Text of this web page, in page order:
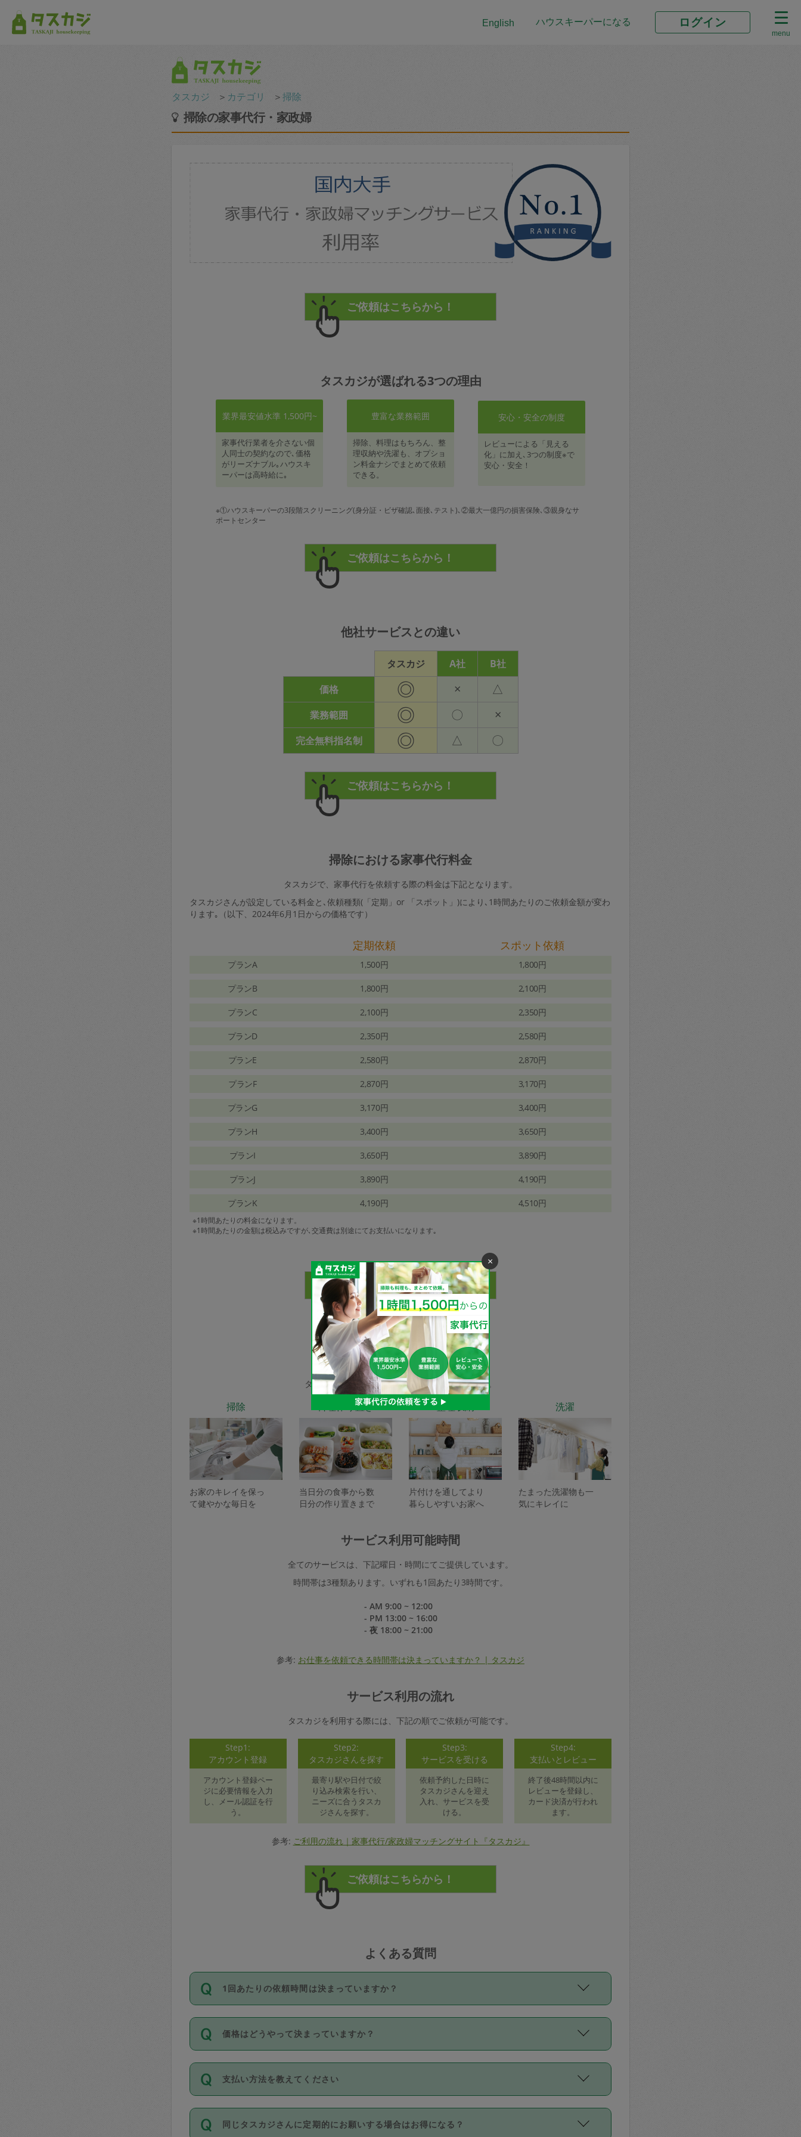
English ハウスキーパーになる ログイン
menu
タスカジ ＞ カテゴリ ＞掃除
掃除の家事代行・家政婦
タスカジが選ばれる3つの理由
業界最安値水準 1,500円~
家事代行業者を介さない個
人同士の契約なので､価格
がリーズナブル｡ハウスキ
ーパーは高時給に｡
豊富な業務範囲
掃除、料理はもちろん、整
理収納や洗濯も、オプショ
ン料金ナシでまとめて依頼
できる。
安心・安全の制度
レビューによる「見える
化」に加え､3つの制度※で
安心・安全！
※①ハウスキーパーの3段階スクリーニング(身分証・ビザ確認､面接､テスト)､②最大一億円の損害保険､③親身なサ
ポートセンター
他社サービスとの違い
タスカジ A社
B社
価格
◎ × △
業務範囲 ◎ 〇 ×
完全無料指名制 ◎ △ 〇
掃除における家事代行料金
タスカジで、家事代行を依頼する際の料金は下記となります。
タスカジさんが設定している料金と､依頼種類(「定期」or 「スポット」)により､1時間あたりのご依頼金額が変わ
ります｡（以下、2024年6月1日からの価格です）
定期依頼 スポット依頼
プランA 1,500円 1,800円
プランB 1,800円 2,100円
プランC 2,100円 2,350円
プランD 2,350円 2,580円
プランE 2,580円 2,870円
プランF 2,870円 3,170円
プランG 3,170円 3,400円
プランH 3,400円 3,650円
プランI 3,650円 3,890円
プランJ 3,890円 4,190円
プランK 4,190円 4,510円
※1時間あたりの料金になります。
※1時間あたりの金額は税込みですが､交通費は別途にてお支払いになります｡
家事代行サービスの種類
タスカジで依頼できるサービスは下記となります。
掃除
お家のキレイを保っ
て健やかな毎日を
料理作り置き
当日分の食事から数
日分の作り置きまで
整理収納
片付けを通してより
暮らしやすいお家へ
洗濯
たまった洗濯物も一
気にキレイに
サービス利用可能時間
全てのサービスは、下記曜日・時間にてご提供しています。
時間帯は3種類あります。いずれも1回あたり3時間です。
- AM 9:00 ~ 12:00
- PM 13:00 ~ 16:00
- 夜 18:00 ~ 21:00
参考: お仕事を依頼できる時間帯は決まっていますか？ | タスカジ
サービス利用の流れ
タスカジを利用する際には、下記の順でご依頼が可能です。
Step1:
アカウント登録
アカウント登録ペー
ジに必要情報を入力
し、メール認証を行
う。
Step2:
タスカジさんを探す
最寄り駅や日付で絞
り込み検索を行い、
ニーズに合うタスカ
ジさんを探す。
Step3:
サービスを受ける
依頼予約した日時に
タスカジさんを迎え
入れ、サービスを受
ける。
Step4:
支払いとレビュー
終了後48時間以内に
レビューを登録し、
カード決済が行われ
ます。
参考: ご利用の流れ｜家事代行/家政婦マッチングサイト『タスカジ』
よくある質問
1回あたりの依頼時間は決まっていますか？
依頼1回につき3時間固定です。3時間を超えて依頼したい場合は、延長機能をご利用くださ
い。機能をご利用いただくには、タスカジさんに事前に相談し、合意の上事前申請すること
が必要です。なお、3時間を下回っても、値引き等はございません。
価格はどうやって決まっていますか？
11種類の価格帯の中からタスカジさん自身が価格を選んで設定しています。
タスカジさんの価格設定には最初は制限があり、レビュー件数、レビューの平均値、などで
除々に設定可能な最高額が上がっていく仕組みになっています。
支払い方法を教えてください
お支払方法はクレジットカード（Visa／Master／JCB／AMERICAN EXPRESS／Diners
Club）のみとなります。
同じタスカジさんに定期的にお願いする場合はお得になる？
×